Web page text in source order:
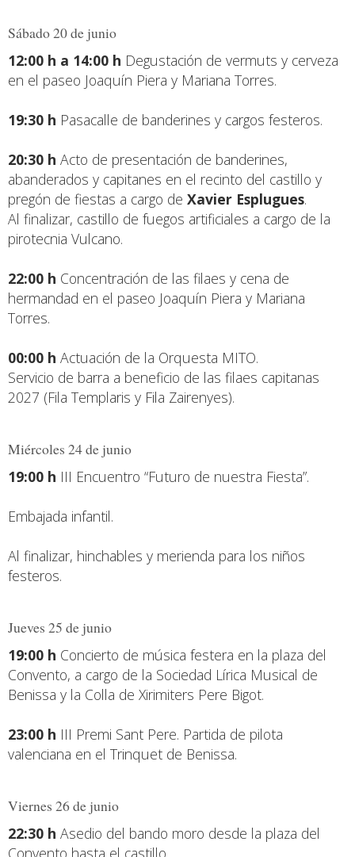
Sábado 20 de junio
12:00 h a 14:00 h Degustación de vermuts y cerveza
en el paseo Joaquín Piera y Mariana Torres.
19:30 h Pasacalle de banderines y cargos festeros.
20:30 h Acto de presentación de banderines,
abanderados y capitanes en el recinto del castillo y
pregón de fiestas a cargo de Xavier Esplugues.
Al finalizar, castillo de fuegos artificiales a cargo de la
pirotecnia Vulcano.
22:00 h Concentración de las filaes y cena de
hermandad en el paseo Joaquín Piera y Mariana
Torres.
00:00 h Actuación de la Orquesta MITO.
Servicio de barra a beneficio de las filaes capitanas
2027 (Fila Templaris y Fila Zairenyes).
Miércoles 24 de junio
19:00 h III Encuentro “Futuro de nuestra Fiesta”.
Embajada infantil.
Al finalizar, hinchables y merienda para los niños
festeros.
Jueves 25 de junio
19:00 h Concierto de música festera en la plaza del
Convento, a cargo de la Sociedad Lírica Musical de
Benissa y la Colla de Xirimiters Pere Bigot.
23:00 h III Premi Sant Pere. Partida de pilota
valenciana en el Trinquet de Benissa.
Viernes 26 de junio
22:30 h Asedio del bando moro desde la plaza del